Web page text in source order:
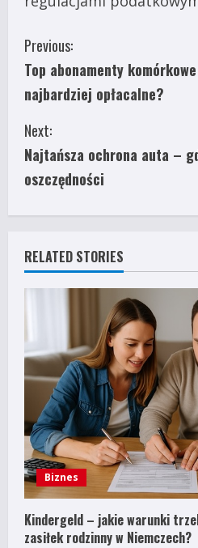
C
o
n
t
i
n
u
e
R
e
a
d
i
n
g
Previous:
Top abonamenty
najbardziej opłacalne?
Next:
Najtańsza ochrona auta –
oszczędności
RELATED STORIES
Biznes
Kindergeld – jakie warunki
zasiłek rodzinny w Niemczech?